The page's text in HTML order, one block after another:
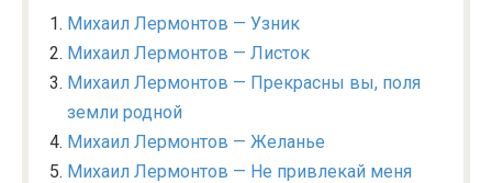
Михаил Лермонтов — Узник
Михаил Лермонтов — Листок
Михаил Лермонтов — Прекрасны вы, поля
земли родной
Михаил Лермонтов — Желанье
Михаил Лермонтов — Не привлекай меня